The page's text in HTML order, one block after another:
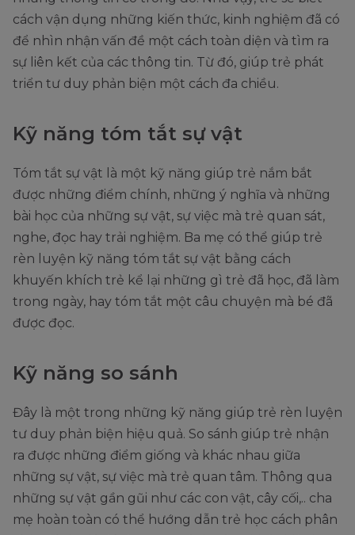
cách vận dụng những kiến thức, kinh nghiệm đã có
để nhìn nhận vấn đề một cách toàn diện và tìm ra
sự liên kết của các thông tin. Từ đó, giúp trẻ phát
triển tư duy phản biện một cách đa chiều.
Kỹ năng tóm tắt sự vật
Tóm tắt sự vật là một kỹ năng giúp trẻ nắm bắt
được những điểm chính, những ý nghĩa và những
bài học của những sự vật, sự việc mà trẻ quan sát,
nghe, đọc hay trải nghiệm. Ba mẹ có thể giúp trẻ
rèn luyện kỹ năng tóm tắt sự vật bằng cách
khuyến khích trẻ kể lại những gì trẻ đã học, đã làm
trong ngày, hay tóm tắt một câu chuyện mà bé đã
được đọc.
Kỹ năng so sánh
Đây là một trong những kỹ năng giúp trẻ rèn luyện
tư duy phản biện hiệu quả. So sánh giúp trẻ nhận
ra được những điểm giống và khác nhau giữa
những sự vật, sự việc mà trẻ quan tâm. Thông qua
những sự vật gần gũi như các con vật, cây cối,.. cha
mẹ hoàn toàn có thể hướng dẫn trẻ học cách phân